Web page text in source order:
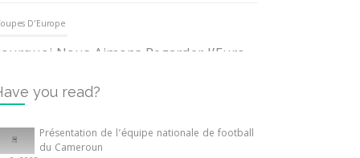
D'Europe
Nous Aimons Regarder l’Euro
June 2024
Internationales
you read?
Présentation de l’équipe nationale de football
du Cameroun